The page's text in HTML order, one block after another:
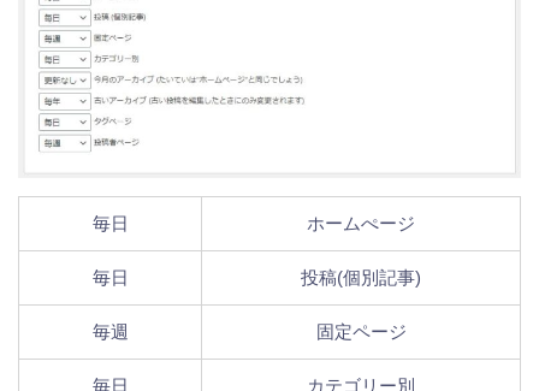
毎日 ホームぺージ
毎日 投稿(個別記事)
毎週 固定ページ
毎日 カテゴリー別